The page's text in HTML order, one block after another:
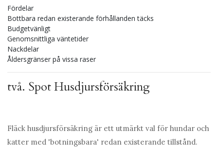
Fördelar
Bottbara redan existerande förhållanden täcks
Budgetvänligt
Genomsnittliga väntetider
Nackdelar
Åldersgränser på vissa raser
två. Spot Husdjursförsäkring
Fläck husdjursförsäkring är ett utmärkt val för hundar och
katter med 'botningsbara' redan existerande tillstånd.